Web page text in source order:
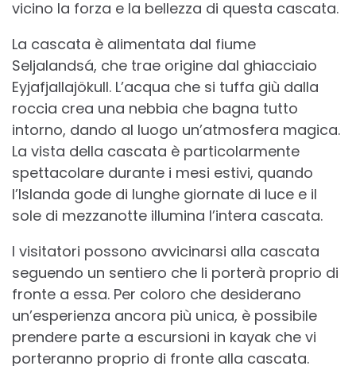
vicino la forza e la bellezza di questa cascata.
La cascata è alimentata dal fiume
Seljalandsá, che trae origine dal ghiacciaio
Eyjafjallajökull. L’acqua che si tuffa giù dalla
roccia crea una nebbia che bagna tutto
intorno, dando al luogo un’atmosfera magica.
La vista della cascata è particolarmente
spettacolare durante i mesi estivi, quando
l’Islanda gode di lunghe giornate di luce e il
sole di mezzanotte illumina l’intera cascata.
I visitatori possono avvicinarsi alla cascata
seguendo un sentiero che li porterà proprio di
fronte a essa. Per coloro che desiderano
un’esperienza ancora più unica, è possibile
prendere parte a escursioni in kayak che vi
porteranno proprio di fronte alla cascata.